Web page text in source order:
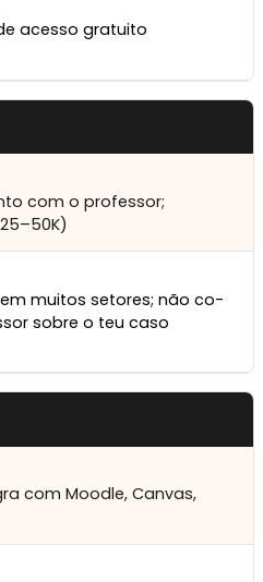
acesso gratuito
com o professor;
muitos setores; não co-
sobre o teu caso
com Moodle, Canvas,